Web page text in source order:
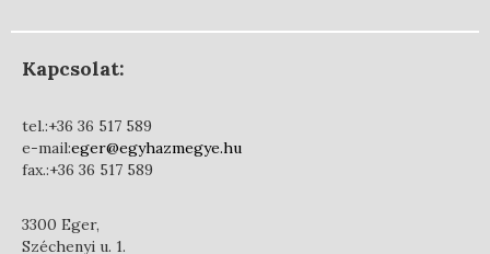
Kapcsolat:
tel.:+36 36 517 589
e-mail:eger@egyhazmegye.hu
fax.:+36 36 517 589
3300 Eger,
Széchenyi u. 1.